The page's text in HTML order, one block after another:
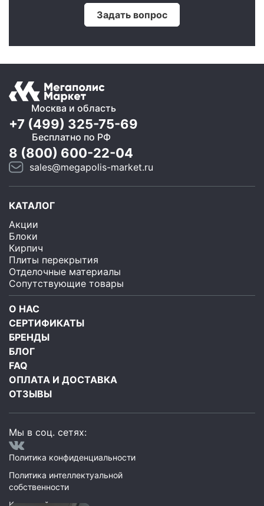
Задать вопрос
Москва и область
+7 (499) 325-75-69
Бесплатно по РФ
8 (800) 600-22-04
sales@megapolis-market.ru
КАТАЛОГ
Акции
Блоки
Кирпич
Плиты перекрытия
Отделочные материалы
Сопутствующие товары
О НАС
СЕРТИФИКАТЫ
БРЕНДЫ
БЛОГ
FAQ
ОПЛАТА И ДОСТАВКА
ОТЗЫВЫ
Мы в соц. сетях:
Политика конфиденциальности
Политика интеллектуальной
собственности